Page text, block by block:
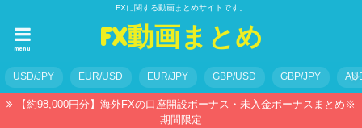
FXに関する動画まとめサイトです。
FX動画まとめ
menu
USD/JPY EUR/USD EUR/JPY GBP/USD GBP/JPY
【約98,000円分】海外FXの口座開設ボーナス・未入金ボーナスまとめ※
期間限定